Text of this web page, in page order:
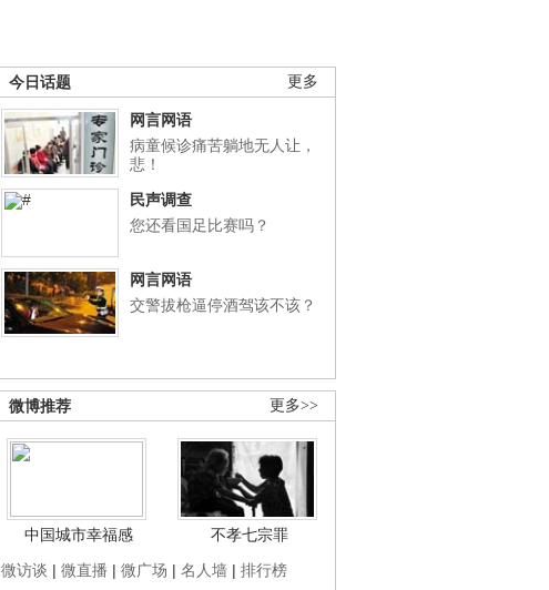
更多
今日话题
网言网语
病童候诊痛苦躺地无人让，
悲！
民声调查
您还看国足比赛吗？
网言网语
交警拔枪逼停酒驾该不该？
更多>>
微博推荐
中国城市幸福感
不孝七宗罪
微访谈 | 微直播 | 微广场 | 名人墙 | 排行榜